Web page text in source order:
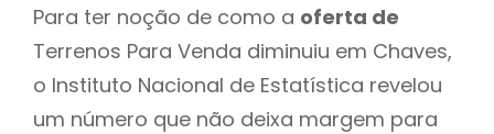
Para ter noção de como a oferta de
Terrenos Para Venda diminuiu em Chaves,
o Instituto Nacional de Estatística revelou
um número que não deixa margem para